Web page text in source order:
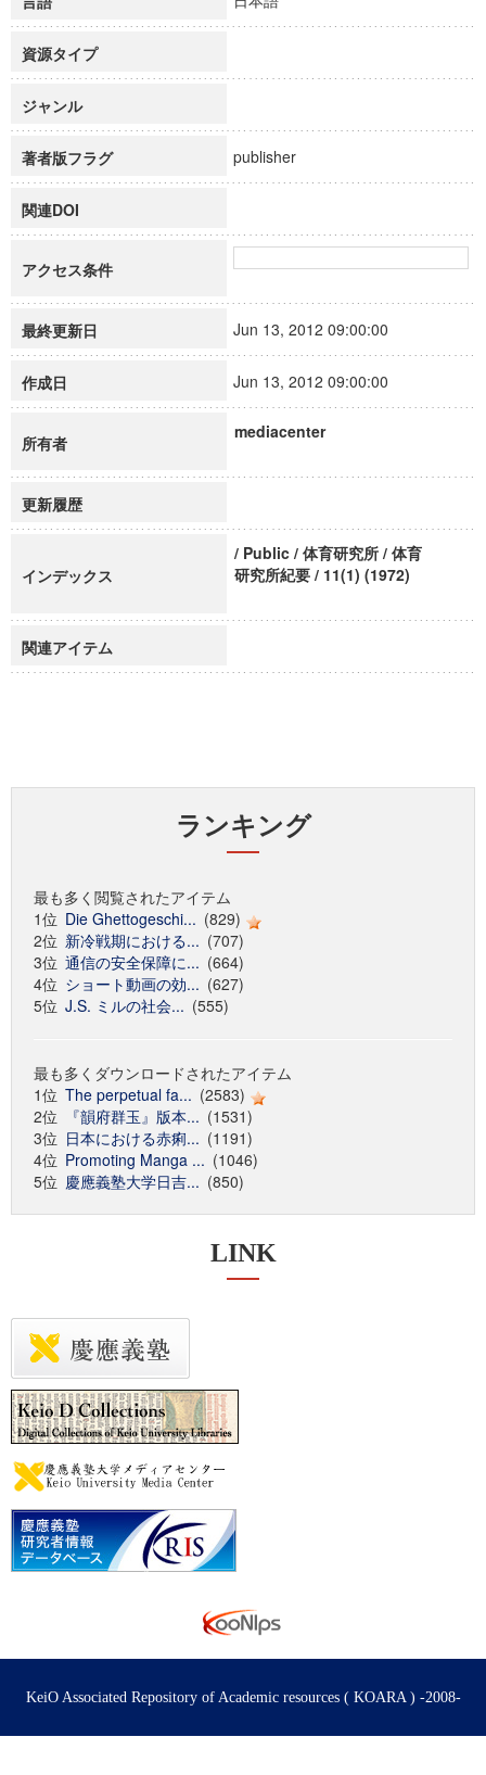
資源タイプ
ジャンル
著者版フラグ publisher
関連DOI
アクセス条件
最終更新日 Jun 13, 2012 09:00:00
作成日 Jun 13, 2012 09:00:00
所有者
mediacenter
更新履歴
インデックス
/ Public / 体育研究所 / 体育
研究所紀要 / 11(1) (1972)
関連アイテム
ランキング
最も多く閲覧されたアイテム
1位 Die Ghettogeschi... (829)
2位 新冷戦期における... (707)
3位 通信の安全保障に... (664)
4位 ショート動画の効... (627)
5位 J.S. ミルの社会... (555)
最も多くダウンロードされたアイテム
1位 The perpetual fa... (2583)
2位
『韻府群玉』版本... (1531)
3位 日本における赤痢... (1191)
4位 Promoting Manga ... (1046)
5位 慶應義塾大学日吉... (850)
LINK
KeiO Associated Repository of Academic resources ( KOARA ) -2008-